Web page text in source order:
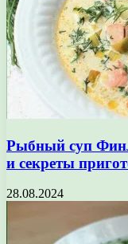
Рыбный суп
и секреты
28.08.2024